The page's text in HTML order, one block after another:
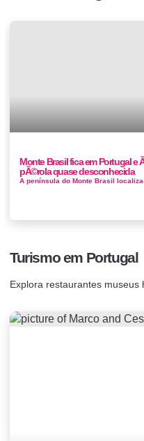
Monte Brasil fica em Portugal e
pÃ©rola quase desconhecida
Turismo em Portugal
Explora restaurantes